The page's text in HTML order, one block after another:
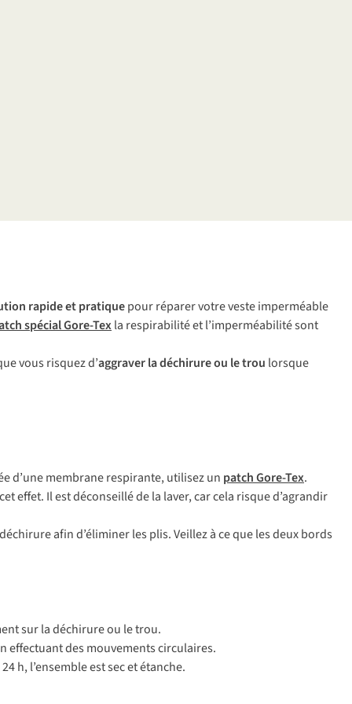
rapideetpratiquepourréparervotrevesteimperméable
spécialGore-Texla respirabilitéetl’imperméabilitésont
uevous risquezd’aggraverladéchirureou letrou lorsque
d’unemembranerespirante,utilisezun patchGore-Tex.
ceteffet. Ilestdéconseilléde la laver,carcela risqued’agrandir
déchirureafind’éliminerles plis.Veillezà cequelesdeuxbords
surladéchirureou letrou.
effectuantdes mouvementscirculaires.
24 h,l’ensembleestsecetétanche.